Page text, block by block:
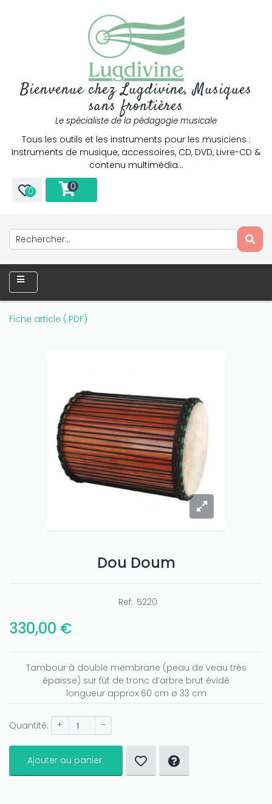
Bienvenue chez Lugdivine, Musiques
sans frontières
Le spécialiste de la pédagogie musicale
Tous les outils et les instruments pour les musiciens :
Instruments de musique, accessoires, CD, DVD, Livre-CD &
contenu multimédia…
0 0
Fiche article (.PDF)
Dou Doum
Ref: 5220
330,00 €
Tambour à double membrane (peau de veau très
épaisse) sur fût de tronc d’arbre brut évidé
longueur approx 60 cm ø 33 cm
Quantité: + -
Ajouter au panier